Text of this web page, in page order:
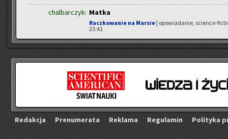
chalbarczyk: Matka
Raczkowanie na Marsie | opowiadanie, science-
23:41
Re­dak­cja Pre­nu­me­ra­ta Re­kla­ma Re­gu­la­min Po­li­ty­ka